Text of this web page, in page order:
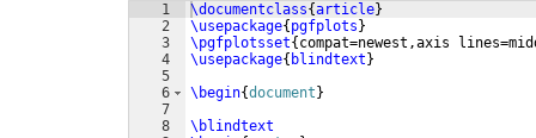
1
2
3
4
5
6
7
8
\documentclass{article}
\usepackage{ pgfplots }
\pgfplotsset{ compat=newest,axis
\usepackage{ blindtext }
\begin{document }
\blindtext